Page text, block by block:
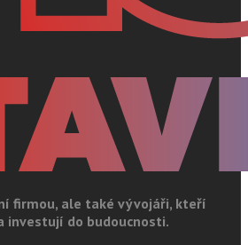
firmou, ale také vývojáři, kteří
investují do budoucnosti.